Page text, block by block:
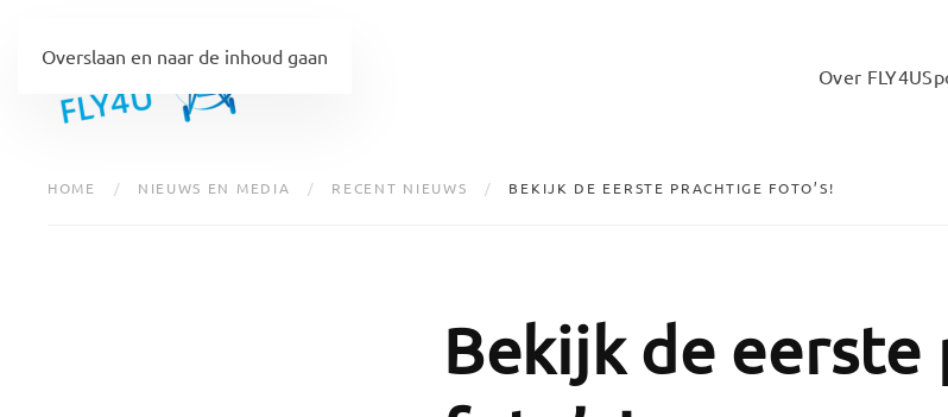
Overslaan en naar de inhoud gaan
Over FLY4U
HOME NIEUWS EN MEDIA RECENT NIEUWS BEKIJK DE EERSTE PRACHTIGE FOTO’S!
Bekijk de eerste